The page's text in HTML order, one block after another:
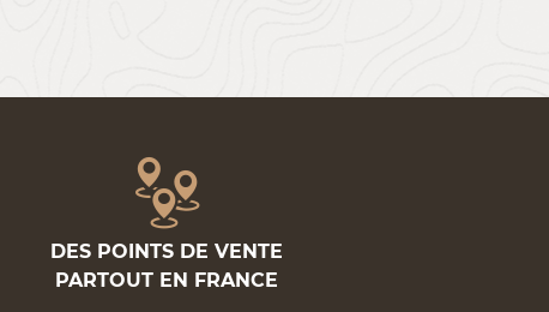
DES POINTS DE VENTE
PARTOUT EN FRANCE